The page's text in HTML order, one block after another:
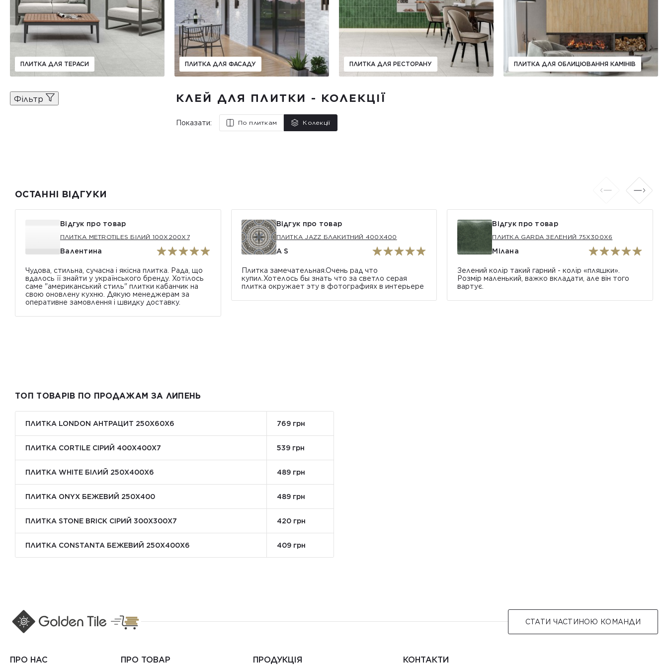
ПЛИТКА ДЛЯ ТЕРАСИ ПЛИТКА ДЛЯ ФАСАДУ ПЛИТКА ДЛЯ РЕСТОРАНУ ПЛИТКА ДЛЯ ОБЛИЦЮВАННЯ КАМІНІВ
Фiльтр КЛЕЙ ДЛЯ ПЛИТКИ - КОЛЕКЦІЇ
Показати: По плиткам Колекції
ОСТАННІ ВІДГУКИ
Відгук про товар
ПЛИТКА METROTILES БІЛИЙ 100X200X7
Валентина
Чудова, стильна, сучасна і якісна плитка. Рада, що
вдалось її знайти у українського бренду. Хотілось
саме "американський стиль" плитки кабанчик на
свою оновлену кухню. Дякую менеджерам за
оперативне замовлення і швидку доставку.
Відгук про товар
ПЛИТКА JAZZ БЛАКИТНИЙ 400Х400
A S
Плитка замечательная.Очень рад что
купил.Хотелось бы знать что за светло серая
плитка окружает эту в фотографиях в интерьере
Відгук про товар
ПЛИТКА GARDA ЗЕЛЕНИЙ 75X300X6
Мілана
Зелений колір такий гарний - колір «пляшки».
Розмір маленький, важко вкладати, але він того
вартує.
ТОП ТОВАРІВ ПО ПРОДАЖАМ ЗА ЛИПЕНЬ
ПЛИТКА LONDON АНТРАЦИТ 250Х60Х6 769 грн
ПЛИТКА CORTILE СІРИЙ 400X400X7 539 грн
ПЛИТКА WHITE БІЛИЙ 250Х400Х6 489 грн
ПЛИТКА ONYX БЕЖЕВИЙ 250X400 489 грн
ПЛИТКА STONE BRICK СІРИЙ 300Х300X7 420 грн
ПЛИТКА CONSTANTA БЕЖЕВИЙ 250Х400X6 409 грн
СТАТИ ЧАСТИНОЮ КОМАНДИ
ПРО НАС ПРО ТОВАР ПРОДУКЦІЯ КОНТАКТИ